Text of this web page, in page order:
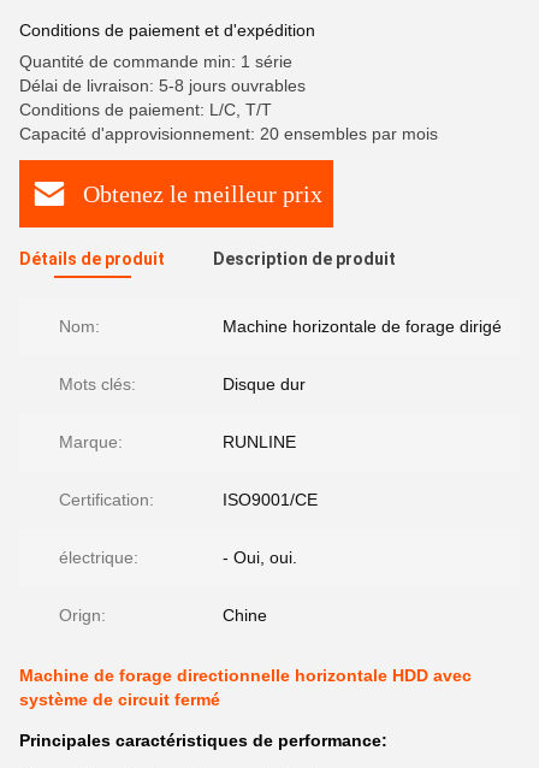
Conditions de paiement et d'expédition
Quantité de commande min: 1 série
Délai de livraison: 5-8 jours ouvrables
Conditions de paiement: L/C, T/T
Capacité d'approvisionnement: 20 ensembles par mois
Obtenez le meilleur prix
Détails de produit Description de produit
Nom: Machine horizontale de forage dirigé
Mots clés: Disque dur
Marque: RUNLINE
Certification: ISO9001/CE
électrique: - Oui, oui.
Orign: Chine
Machine de forage directionnelle horizontale HDD avec
système de circuit fermé
Principales caractéristiques de performance: